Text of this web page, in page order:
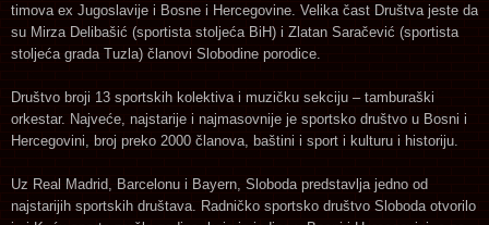
timova ex Jugoslavije i Bosne i Hercegovine. Velika čast Društva jeste da
su Mirza Delibašić (sportista stoljeća BiH) i Zlatan Saračević (sportista
stoljeća grada Tuzla) članovi Slobodine porodice.
Društvo broji 13 sportskih kolektiva i muzičku sekciju – tamburaški
orkestar. Najveće, najstarije i najmasovnije je sportsko društvo u Bosni i
Hercegovini, broj preko 2000 članova, baštini i sport i kulturu i historiju.
Uz Real Madrid, Barcelonu i Bayern, Sloboda predstavlja jedno od
najstarijih sportskih društava. Radničko sportsko društvo Sloboda otvorilo